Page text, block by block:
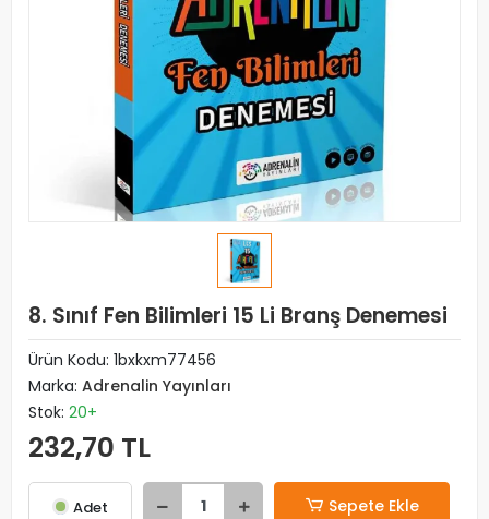
8. Sınıf Fen Bilimleri 15 Li Branş Denemesi
Ürün Kodu: 1bxkxm77456
Marka: Adrenalin Yayınları
Stok: 20+
232,70 TL
Adet Sepete Ekle